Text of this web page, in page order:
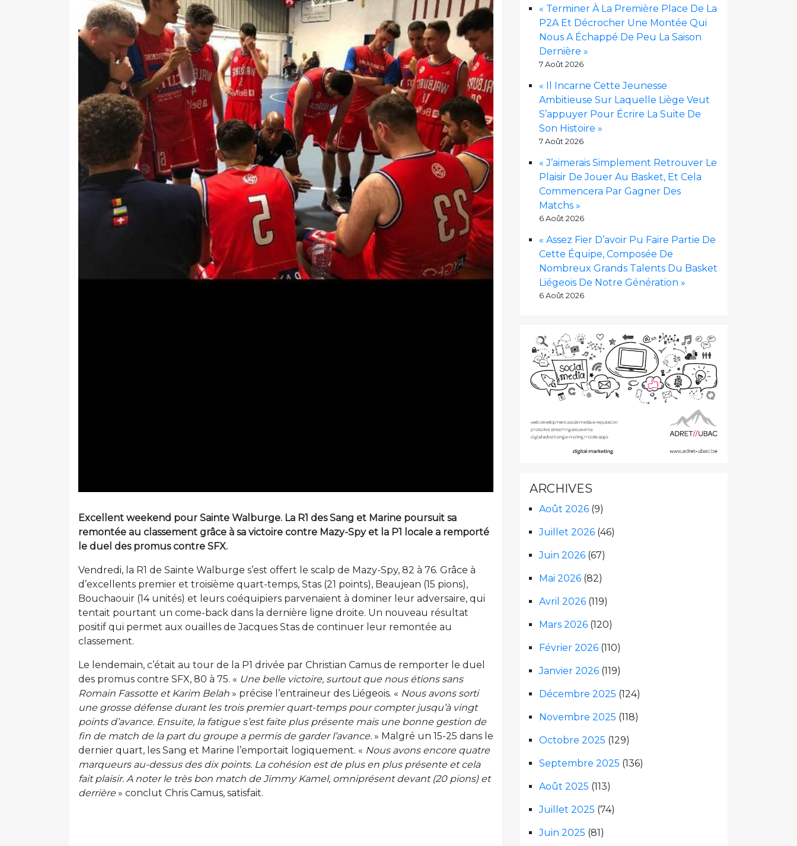
Excellent weekend pour Sainte Walburge. La R1 des Sang et Marine poursuit sa
remontée au classement grâce à sa victoire contre Mazy-Spy et la P1 locale a remporté
le duel des promus contre SFX.
Vendredi, la R1 de Sainte Walburge s’est offert le scalp de Mazy-Spy, 82 à 76. Grâce à
d’excellents premier et troisième quart-temps, Stas (21 points), Beaujean (15 pions),
Bouchaouir (14 unités) et leurs coéquipiers parvenaient à dominer leur adversaire, qui
tentait pourtant un come-back dans la dernière ligne droite. Un nouveau résultat
positif qui permet aux ouailles de Jacques Stas de continuer leur remontée au
classement.
Le lendemain, c’était au tour de la P1 drivée par Christian Camus de remporter le duel
des promus contre SFX, 80 à 75. « Une belle victoire, surtout que nous étions sans
Romain Fassotte et Karim Belah » précise l’entraineur des Liégeois. « Nous avons sorti
une grosse défense durant les trois premier quart-temps pour compter jusqu’à vingt
points d’avance. Ensuite, la fatigue s’est faite plus présente mais une bonne gestion de
fin de match de la part du groupe a permis de garder l’avance. » Malgré un 15-25 dans le
dernier quart, les Sang et Marine l’emportait logiquement. « Nous avons encore quatre
marqueurs au-dessus des dix points. La cohésion est de plus en plus présente et cela
fait plaisir. A noter le très bon match de Jimmy Kamel, omniprésent devant (20 pions) et
derrière» conclut Chris Camus, satisfait.
« Terminer À La Première Place De La
P2A Et Décrocher Une Montée Qui
Nous A Échappé De Peu La Saison
Dernière »
7 Août 2026
« Il Incarne Cette Jeunesse
Ambitieuse Sur Laquelle Liège Veut
S’appuyer Pour Écrire La Suite De
Son Histoire »
7 Août 2026
« J’aimerais Simplement Retrouver Le
Plaisir De Jouer Au Basket, Et Cela
Commencera Par Gagner Des
Matchs »
6 Août 2026
« Assez Fier D’avoir Pu Faire Partie De
Cette Équipe, Composée De
Nombreux Grands Talents Du Basket
Liégeois De Notre Génération »
6 Août 2026
ARCHIVES
Août 2026 (9)
Juillet 2026 (46)
Juin 2026 (67)
Mai 2026 (82)
Avril 2026 (119)
Mars 2026 (120)
Février 2026 (110)
Janvier 2026 (119)
Décembre 2025 (124)
Novembre 2025 (118)
Octobre 2025 (129)
Septembre 2025 (136)
Août 2025 (113)
Juillet 2025 (74)
Juin 2025 (81)